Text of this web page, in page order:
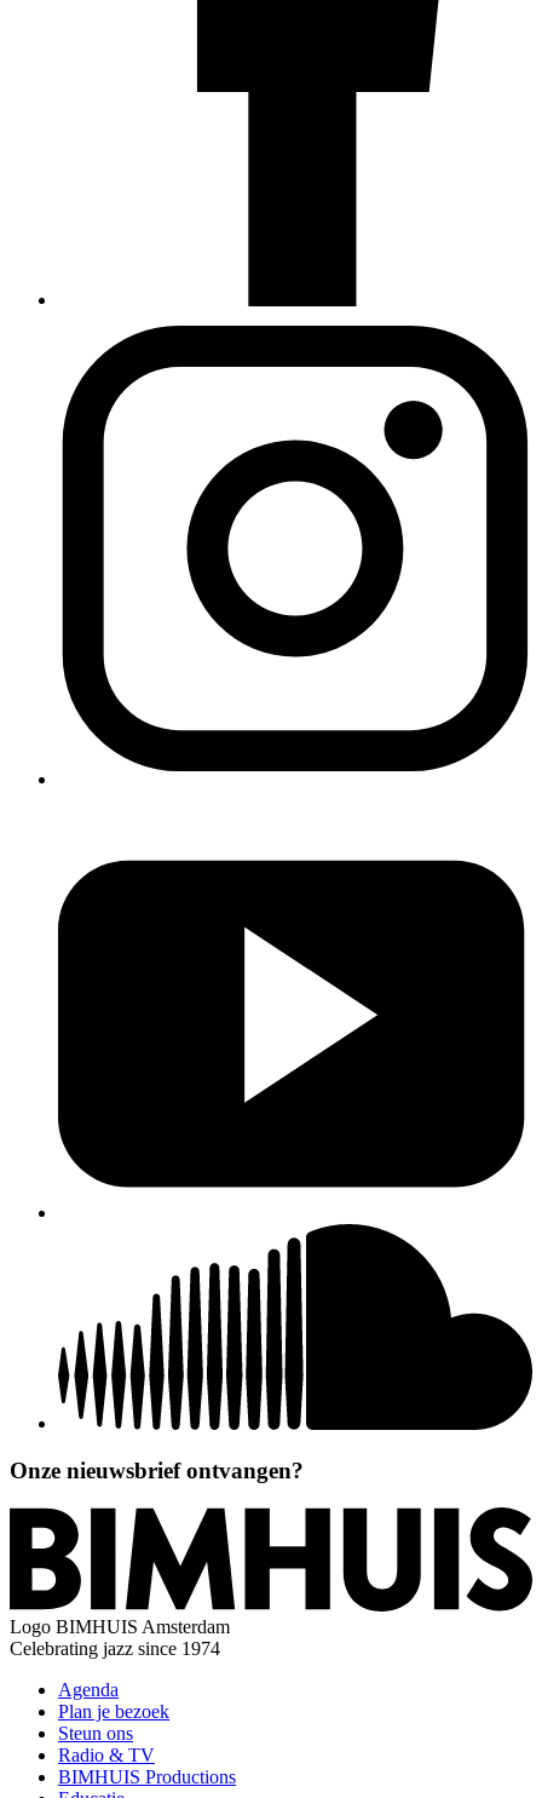
Onze nieuwsbrief ontvangen?
Logo BIMHUIS Amsterdam
Celebrating jazz since 1974
Agenda
Plan je bezoek
Steun ons
Radio & TV
BIMHUIS Productions